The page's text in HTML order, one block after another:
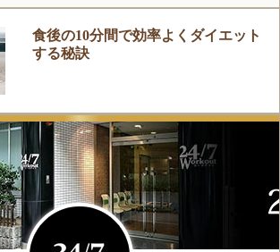
食後の10分間で効率よくダイエット
する秘訣